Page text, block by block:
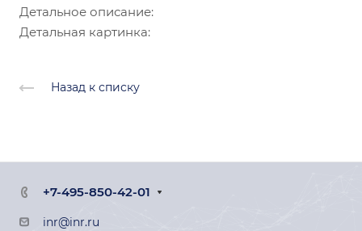
Детальное описание:
Детальная картинка:
Назад к списку
+7-495-850-42-01
inr@inr.ru